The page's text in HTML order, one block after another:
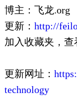
博主：飞龙.org
更新： http://
加入收藏夹，查
更新网址：
technology